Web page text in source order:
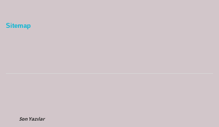
Sitemap
Son Yazılar